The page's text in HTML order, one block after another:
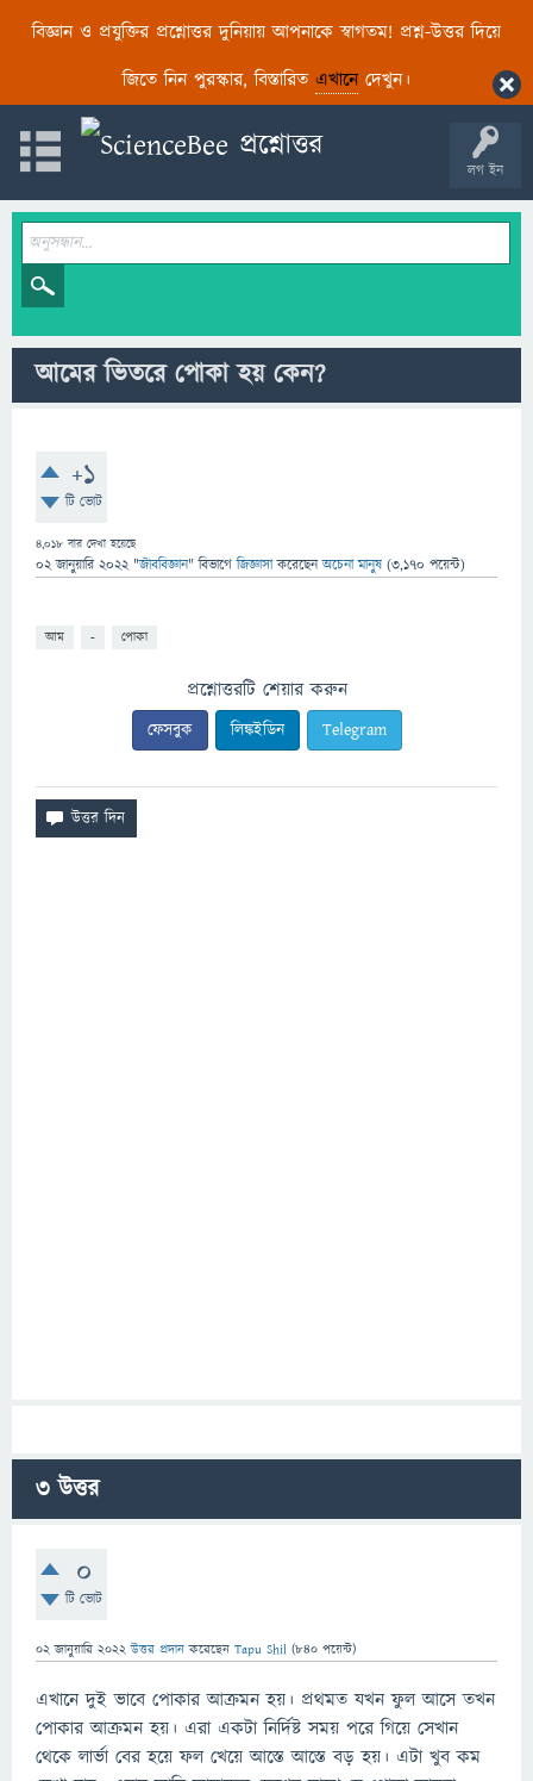
বিজ্ঞান ও প্রযুক্তির প্রশ্নোত্তর দুনিয়ায় আপনাকে স্বাগতম! প্রশ্ন-উত্তর দিয়ে
জিতে নিন পুরস্কার, বিস্তারিত এখানেদেখুন।
লগ ইন
আমের ভিতরে পোকা হয় কেন?
+1
টি ভোট
4,018 বার দেখা হয়েছে
02 জানুয়ারি 2022 "জীববিজ্ঞান" বিভাগে জিজ্ঞাসাকরেছেনঅচেনা মানুষ (3,170 পয়েন্ট)
আম - পোকা
প্রশ্নোত্তরটি শেয়ার করুন
ফেসবুক লিঙ্কইডিন Telegram
3উত্তর
0
টি ভোট
02 জানুয়ারি 2022 উত্তর প্রদান করেছেন Tapu Shil (840 পয়েন্ট)
এখানে দুই ভাবে পোকার আক্রমন হয়। প্রথমত যখন ফুল আসে তখন
পোকার আক্রমন হয়। এরা একটা নির্দিষ্ট সময় পরে গিয়ে সেখান
থেকে লার্ভা বের হয়ে ফল খেয়ে আস্তে আস্তে বড় হয়। এটা খুব কম